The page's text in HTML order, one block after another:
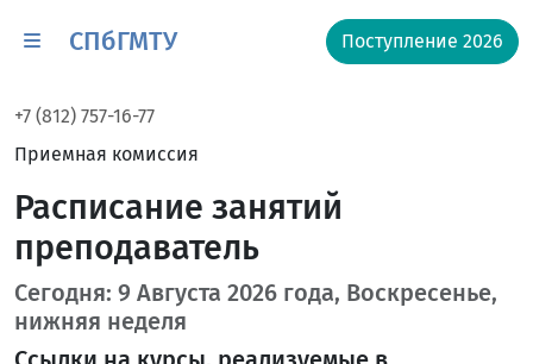
СПбГМТУ Поступление 2026
+7 (812) 757-16-77
Приемная комиссия
Расписание занятий
преподаватель
Сегодня: 9 Августа 2026 года, Воскресенье,
нижняя неделя